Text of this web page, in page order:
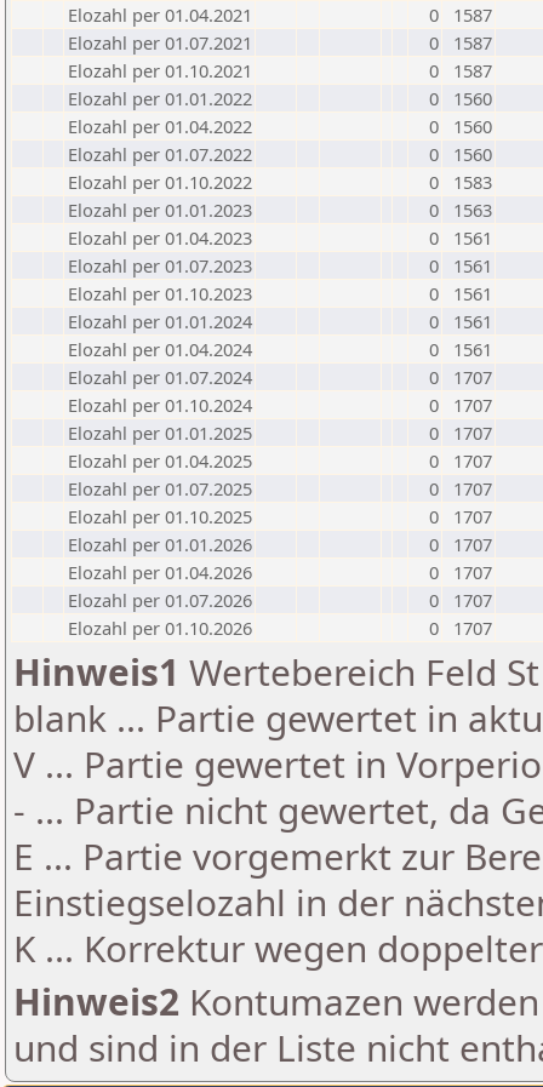
Elozahl per 01.04.2021
0
1587
Elozahl per 01.07.2021
0
1587
Elozahl per 01.10.2021
0
1587
Elozahl per 01.01.2022
0
1560
Elozahl per 01.04.2022
0
1560
Elozahl per 01.07.2022
0
1560
Elozahl per 01.10.2022
0
1583
Elozahl per 01.01.2023
0
1563
Elozahl per 01.04.2023
0
1561
Elozahl per 01.07.2023
0
1561
Elozahl per 01.10.2023
0
1561
Elozahl per 01.01.2024
0
1561
Elozahl per 01.04.2024
0
1561
Elozahl per 01.07.2024
0
1707
Elozahl per 01.10.2024
0
1707
Elozahl per 01.01.2025
0
1707
Elozahl per 01.04.2025
0
1707
Elozahl per 01.07.2025
0
1707
Elozahl per 01.10.2025
0
1707
Elozahl per 01.01.2026
0
1707
Elozahl per 01.04.2026
0
1707
Elozahl per 01.07.2026
0
1707
Elozahl per 01.10.2026
0 1707
Hinweis1 Wertebereich Feld
blank ... Partie gewertet in
V ... Partie gewertet in
- ... Partie nicht gewertet, da
E ... Partie vorgemerkt zur
Einstiegselozahl in der
K ... Korrektur wegen
Hinweis2 Kontumazen
und sind in der Liste nicht